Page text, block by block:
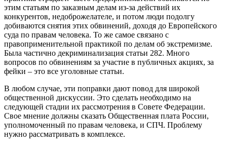
этим статьям по заказным делам из-за действий их
конкурентов, недоброжелателе, и потом люди подолгу
добиваются снятия этих обвинений, доходя до Европейского
суда по правам человека. То же самое связано с
правоприменительной практикой по делам об экстремизме.
Была частично декриминализация статьи 282. Много
вопросов по обвинениям за участие в публичных акциях, за
фейки – это все уголовные статьи.
В любом случае, эти поправки дают повод для широкой
общественной дискуссии. Это сделать необходимо на
следующей стадии их рассмотрения в Совете Федерации.
Свое мнение должны сказать Общественная плата России,
уполномоченный по правам человека, и СПЧ. Проблему
нужно рассматривать в комплексе.